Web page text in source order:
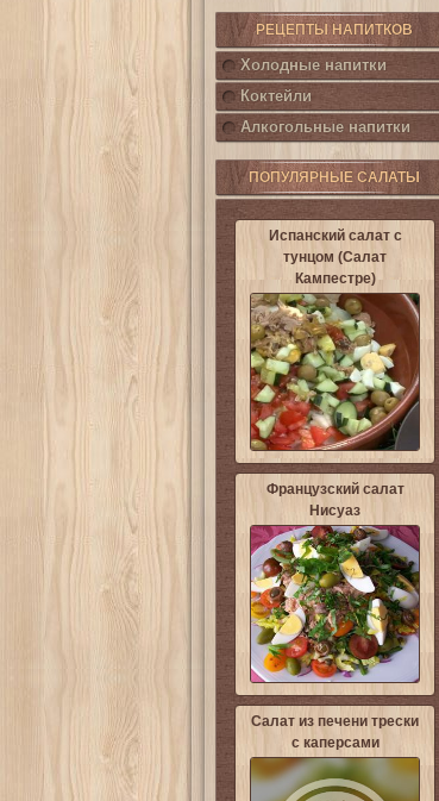
РЕЦЕПТЫ НАПИТКОВ
Холодные напитки
Коктейли
Алкогольные напитки
ПОПУЛЯРНЫЕ САЛАТЫ
Испанский салат с
тунцом (Салат
Кампестре)
Французский салат
Нисуаз
Салат из печени трески
с каперсами